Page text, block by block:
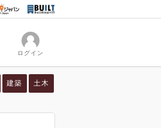
ログイン
建築 土木